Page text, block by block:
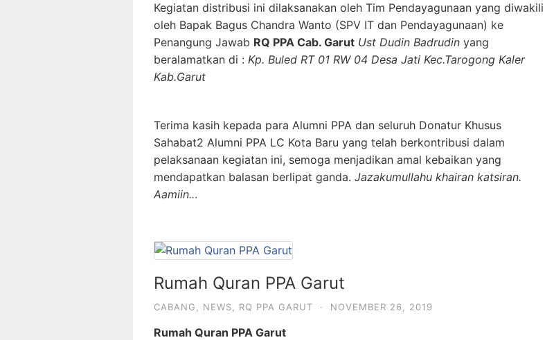
Kegiatan distribusi ini dilaksanakan oleh Tim Pendayagunaan yang diwakili
oleh Bapak Bagus Chandra Wanto (SPV IT dan Pendayagunaan) ke
Penangung Jawab RQ PPA Cab. Garut Ust Dudin Badrudin yang
beralamatkan di : Kp. Buled RT 01 RW 04 Desa Jati Kec.Tarogong Kaler
Kab.Garut
Terima kasih kepada para Alumni PPA dan seluruh Donatur Khusus
Sahabat2 Alumni PPA LC Kota Baru yang telah berkontribusi dalam
pelaksanaan kegiatan ini, semoga menjadikan amal kebaikan yang
mendapatkan balasan berlipat ganda. Jazakumullahu khairan katsiran.
Aamiin...
Rumah Quran PPA Garut
CABANG NEWS RQ PPA GARUT · NOVEMBER 26, 2019
Rumah Quran PPA Garut